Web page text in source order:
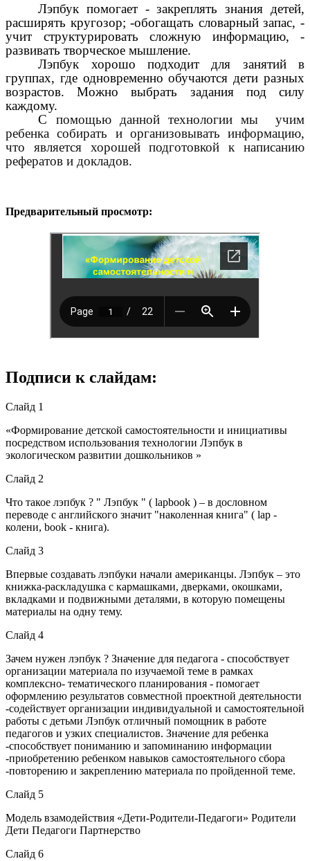
Лэпбук помогает - закреплять знания детей,
расширять кругозор; -обогащать словарный запас, -
учит структурировать сложную информацию, -
развивать творческое мышление.
Лэпбук хорошо подходит для занятий в
группах, где одновременно обучаются дети разных
возрастов. Можно выбрать задания под силу
каждому.
С помощью данной технологии мы учим
ребенка собирать и организовывать информацию,
что является хорошей подготовкой к написанию
рефератов и докладов.
Предварительный просмотр:
Подписи к слайдам:
Слайд 1
«Формирование детской самостоятельности и инициативы
посредством использования технологии Лэпбук в
экологическом развитии дошкольников »
Слайд 2
Что такое лэпбук ? " Лэпбук " ( lapbook ) – в дословном
переводе с английского значит "наколенная книга" ( lap -
колени, book - книга).
Слайд 3
Впервые создавать лэпбуки начали американцы. Лэпбук – это
книжка-раскладушка с кармашками, дверками, окошками,
вкладками и подвижными деталями, в которую помещены
материалы на одну тему.
Слайд 4
Зачем нужен лэпбук ? Значение для педагога - способствует
организации материала по изучаемой теме в рамках
комплексно- тематического планирования - помогает
оформлению результатов совместной проектной деятельности
-содействует организации индивидуальной и самостоятельной
работы с детьми Лэпбук отличный помощник в работе
педагогов и узких специалистов. Значение для ребенка
-способствует пониманию и запоминанию информации
-приобретению ребенком навыков самостоятельного сбора
-повторению и закреплению материала по пройденной теме.
Слайд 5
Модель взамодействия «Дети-Родители-Педагоги» Родители
Дети Педагоги Партнерство
Слайд 6